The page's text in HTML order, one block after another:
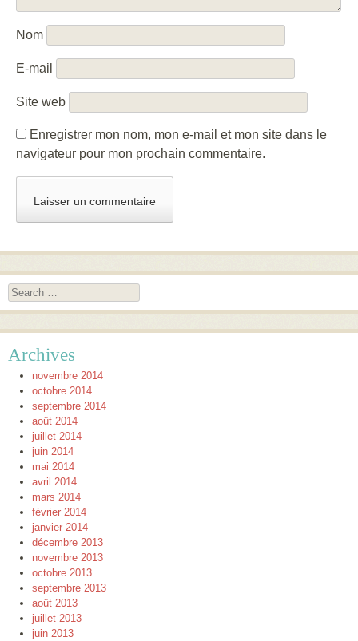
Nom
E-mail
Site web
Enregistrer mon nom, mon e-mail et mon site dans le
navigateur pour mon prochain commentaire.
Search
Archives
novembre 2014
octobre 2014
septembre 2014
août 2014
juillet 2014
juin 2014
mai 2014
avril 2014
mars 2014
février 2014
janvier 2014
décembre 2013
novembre 2013
octobre 2013
septembre 2013
août 2013
juillet 2013
juin 2013